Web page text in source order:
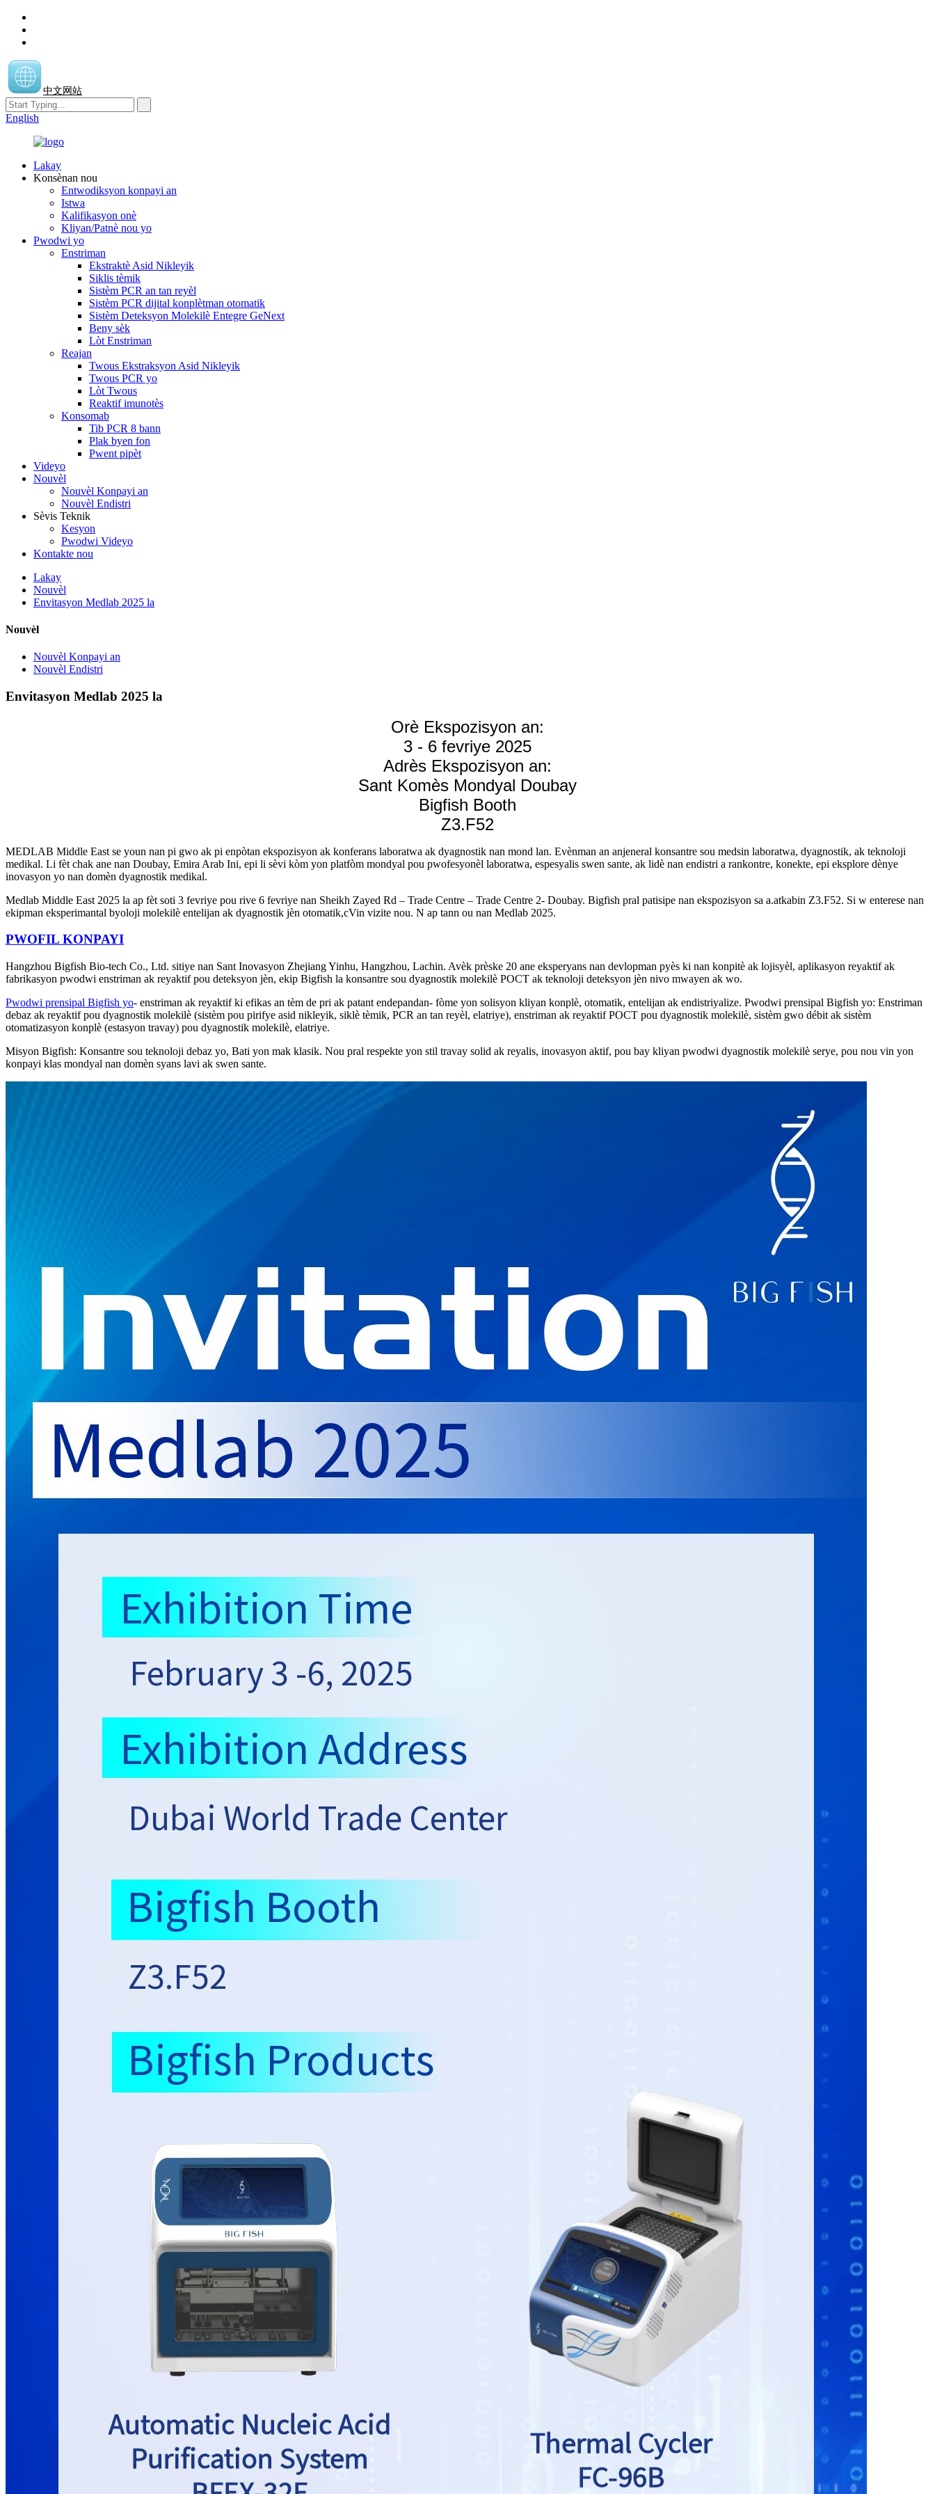
中文网站
English
Lakay
Konsènan nou
Entwodiksyon konpayi an
Istwa
Kalifikasyon onè
Kliyan/Patnè nou yo
Pwodwi yo
Enstriman
Ekstraktè Asid Nikleyik
Siklis tèmik
Sistèm PCR an tan reyèl
Sistèm PCR dijital konplètman otomatik
Sistèm Deteksyon Molekilè Entegre GeNext
Beny sèk
Lòt Enstriman
Reajan
Twous Ekstraksyon Asid Nikleyik
Twous PCR yo
Lòt Twous
Reaktif imunotès
Konsomab
Tib PCR 8 bann
Plak byen fon
Pwent pipèt
Videyo
Nouvèl
Nouvèl Konpayi an
Nouvèl Endistri
Sèvis Teknik
Kesyon
Pwodwi Videyo
Kontakte nou
Lakay
Nouvèl
Envitasyon Medlab 2025 la
Nouvèl
Nouvèl Konpayi an
Nouvèl Endistri
Envitasyon Medlab 2025 la
Orè Ekspozisyon an:
3 - 6 fevriye 2025
Adrès Ekspozisyon an:
Sant Komès Mondyal Doubay
Bigfish Booth
Z3.F52
MEDLAB Middle East se youn nan pi gwo ak pi enpòtan ekspozisyon ak konferans laboratwa ak dyagnostik nan mond lan. Evènman an anjeneral konsantre sou medsin laboratwa, dyagnostik, ak teknoloji
medikal. Li fèt chak ane nan Doubay, Emira Arab Ini, epi li sèvi kòm yon platfòm mondyal pou pwofesyonèl laboratwa, espesyalis swen sante, ak lidè nan endistri a rankontre, konekte, epi eksplore dènye
inovasyon yo nan domèn dyagnostik medikal.
Medlab Middle East 2025 la ap fèt soti 3 fevriye pou rive 6 fevriye nan Sheikh Zayed Rd – Trade Centre – Trade Centre 2- Doubay. Bigfish pral patisipe nan ekspozisyon sa a.atkabin Z3.F52. Si w enterese nan
ekipman eksperimantal byoloji molekilè entelijan ak dyagnostik jèn otomatik,cVin vizite nou. N ap tann ou nan Medlab 2025.
PWOFIL KONPAYI
Hangzhou Bigfish Bio-tech Co., Ltd. sitiye nan Sant Inovasyon Zhejiang Yinhu, Hangzhou, Lachin. Avèk prèske 20 ane eksperyans nan devlopman pyès ki nan konpitè ak lojisyèl, aplikasyon reyaktif ak
fabrikasyon pwodwi enstriman ak reyaktif pou deteksyon jèn, ekip Bigfish la konsantre sou dyagnostik molekilè POCT ak teknoloji deteksyon jèn nivo mwayen ak wo.
Pwodwi prensipal Bigfish yo- enstriman ak reyaktif ki efikas an tèm de pri ak patant endepandan- fòme yon solisyon kliyan konplè, otomatik, entelijan ak endistriyalize. Pwodwi prensipal Bigfish yo: Enstriman
debaz ak reyaktif pou dyagnostik molekilè (sistèm pou pirifye asid nikleyik, siklè tèmik, PCR an tan reyèl, elatriye), enstriman ak reyaktif POCT pou dyagnostik molekilè, sistèm gwo débit ak sistèm
otomatizasyon konplè (estasyon travay) pou dyagnostik molekilè, elatriye.
Misyon Bigfish: Konsantre sou teknoloji debaz yo, Bati yon mak klasik. Nou pral respekte yon stil travay solid ak reyalis, inovasyon aktif, pou bay kliyan pwodwi dyagnostik molekilè serye, pou nou vin yon
konpayi klas mondyal nan domèn syans lavi ak swen sante.